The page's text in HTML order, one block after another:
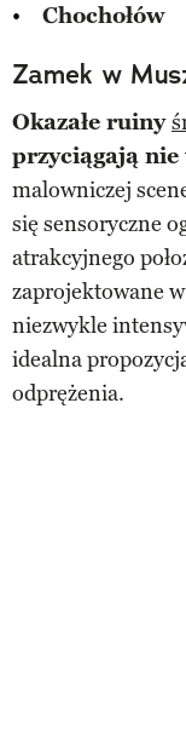
Chochołów
Zamek w
Okazałe ruiny
przyciągają
malowniczej
się sensoryczne
atrakcyjnego
zaprojektowane
niezwykle
idealna
odprężenia.